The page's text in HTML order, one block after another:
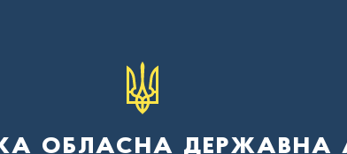
обласна державна